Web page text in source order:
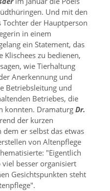
Und mit den
Tochter der Hauptperson
in einem
ein Statement, das
Klischees zu bedienen,
wie Tierhaltung
Anerkennung und
Betriebsleitung und
Betriebes, die
konnten. Dramaturg Dr.
der kurzen
er selbst das etwas
von Altenpflege
Eigentlich
besser organisiert
Gesichtspunkten steht
.